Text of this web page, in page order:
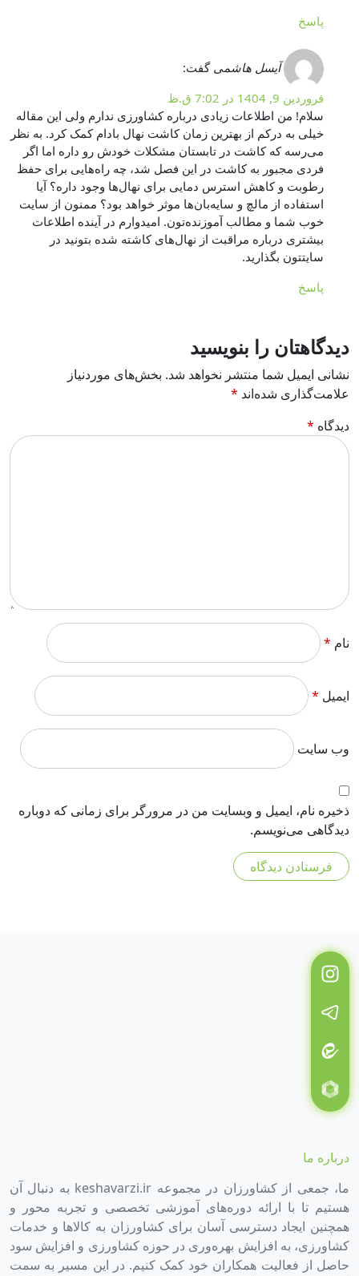
پاسخ
آیسل هاشمی گفت:
فروردین 9, 1404 در 7:02 ق.ظ
سلام! من اطلاعات زیادی درباره کشاورزی ندارم ولی این مقاله
خیلی به درکم از بهترین زمان کاشت نهال بادام کمک کرد. به نظر
می‌رسه که کاشت در تابستان مشکلات خودش رو داره اما اگر
فردی مجبور به کاشت در این فصل شد، چه راه‌هایی برای حفظ
رطوبت و کاهش استرس دمایی برای نهال‌ها وجود داره؟ آیا
استفاده از مالچ و سایه‌بان‌ها موثر خواهد بود؟ ممنون از سایت
خوب شما و مطالب آموزنده‌تون. امیدوارم در آینده اطلاعات
بیشتری درباره مراقبت از نهال‌های کاشته شده بتونید در
سایتتون بگذارید.
پاسخ
دیدگاهتان را بنویسید
نشانی ایمیل شما منتشر نخواهد شد. بخش‌های موردنیاز
علامت‌گذاری شده‌اند *
دیدگاه *
نام *
ایمیل *
وب‌ سایت
ذخیره نام، ایمیل و وبسایت من در مرورگر برای زمانی که دوباره
دیدگاهی می‌نویسم.
درباره ما
ما، جمعی از کشاورزان در مجموعه keshavarzi.ir به دنبال آن
هستیم تا با ارائه دوره‌های آموزشی تخصصی و تجربه محور و
همچنین ایجاد دسترسی آسان برای کشاورزان به کالاها و خدمات
کشاورزی، به افزایش بهره‌وری در حوزه کشاورزی و افزایش سود
حاصل از فعالیت همکاران خود کمک کنیم. در این مسیر به سمت